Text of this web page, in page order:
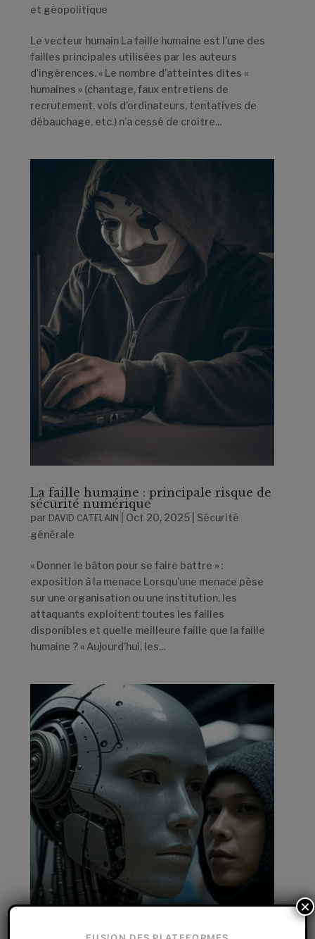
et géopolitique
Le vecteur humain La faille humaine est l’une des
failles principales utilisées par les auteurs
d’ingérences. « Le nombre d’atteintes dites «
humaines » (chantage, faux entretiens de
recrutement, vols d’ordinateurs, tentatives de
débauchage, etc.) n’a cessé de croître...
La faille humaine : principale risque de
sécurité numérique
par DAVID CATELAIN Oct 20, 2025
Sécurité
générale
« Donner le bâton pour se faire battre » :
exposition à la menace Lorsqu’une menace pèse
sur une organisation ou une institution, les
attaquants exploitent toutes les failles
disponibles et quelle meilleure faille que la faille
humaine ? « Aujourd’hui, les...
×